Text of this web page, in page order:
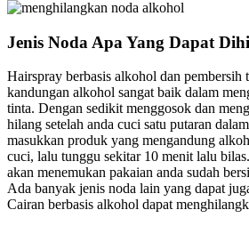
Jenis Noda Apa Yang Dapat
Hairspray berbasis alkohol dan pembersih
kandungan alkohol sangat baik dalam
tinta. Dengan sedikit menggosok dan
hilang setelah anda cuci satu putaran
masukkan produk yang mengandung
cuci, lalu tunggu sekitar 10 menit lalu
akan menemukan pakaian anda sudah
Ada banyak jenis noda lain yang dapat
Cairan berbasis alkohol dapat